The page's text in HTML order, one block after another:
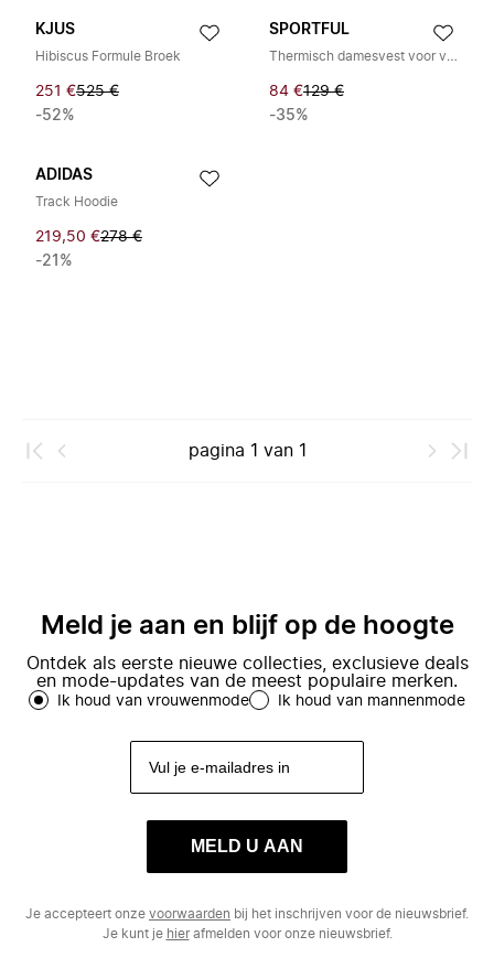
KJUS
Hibiscus Formule Broek
251 €525 €
-52%
SPORTFUL
Thermisch damesvest voor verkenning
84 €129 €
-35%
ADIDAS
Track Hoodie
219,50 €278 €
-21%
pagina 1 van 1
Meld je aan en blijf op de hoogte
Ontdek als eerste nieuwe collecties, exclusieve deals
en mode-updates van de meest populaire merken.
Ik houd van vrouwenmode Ik houd van mannenmode
MELD U AAN
Je accepteert onze voorwaarden bij het inschrijven voor de nieuwsbrief.
Je kunt je hierafmelden voor onze nieuwsbrief.